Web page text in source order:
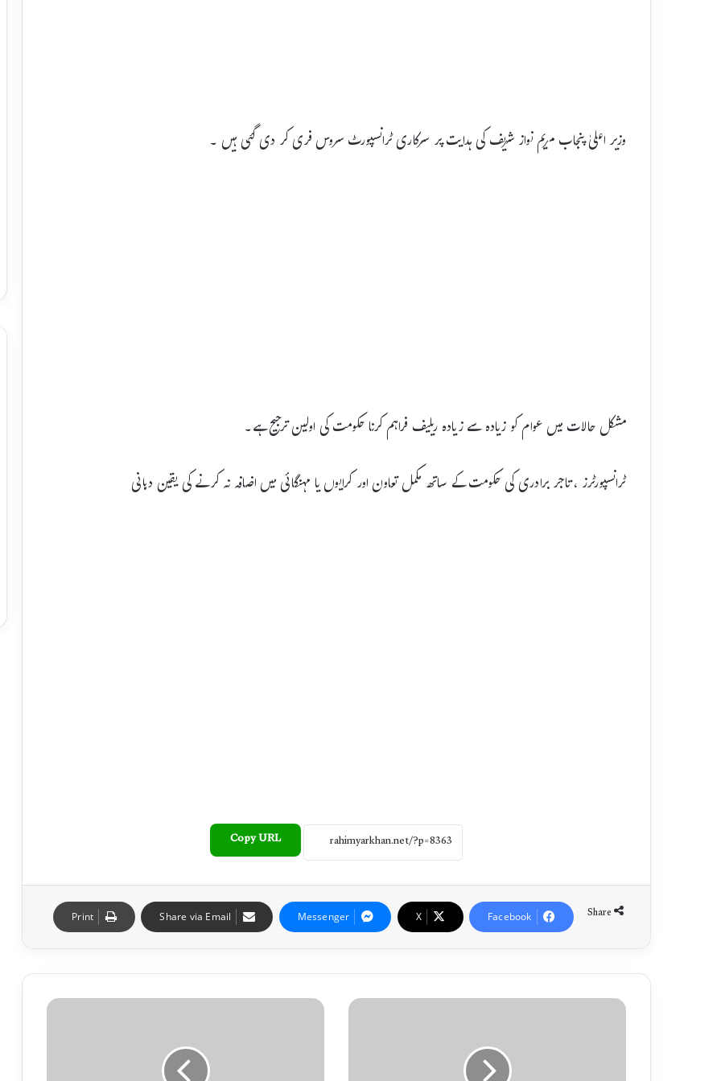
وزیر اعلیٰ پنجاب مریم نواز شریف کی ہدایت پر سرکاری ٹرانسپورٹ سروس فری کر دی گئی ہیں ۔
مشکل حالات میں عوام کو زیادہ سے زیادہ ریلیف فراہم کرنا حکومت کی اولین ترجیح ہے۔
ٹرانسپورٹرز ، تاجر برادری کی حکومت کے ساتھ مکمل تعاون اور کرایوں یا مہنگائی میں اضافہ نہ کرنے کی یقین دہانی
Copy URL
Share
Facebook
X
Messenger
Share via Email
Print
ر ذ